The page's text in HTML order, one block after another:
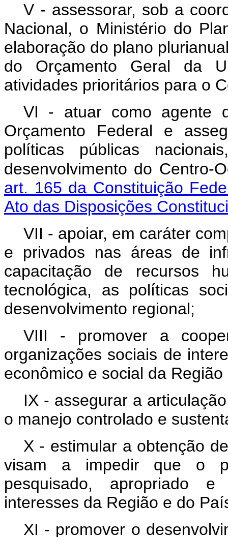
V - assessorar, sob a
Nacional, o Ministério do
elaboração do plano
do Orçamento Geral da
atividades prioritários para o
VI - atuar como agente
Orçamento Federal e
políticas públicas
desenvolvimento do Centro-
art. 165 da Constituição
Ato das Disposições
VII - apoiar, em caráter
e privados nas áreas de
capacitação de recursos
tecnológica, as políticas
desenvolvimento regional;
VIII - promover a
organizações sociais de
econômico e social da
IX - assegurar a
o manejo controlado e
X - estimular a obtenção
visam a impedir que o
pesquisado, apropriado
interesses da Região e do
XI - promover o